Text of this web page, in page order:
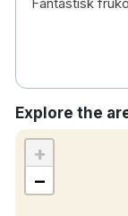
Explore the
+
−